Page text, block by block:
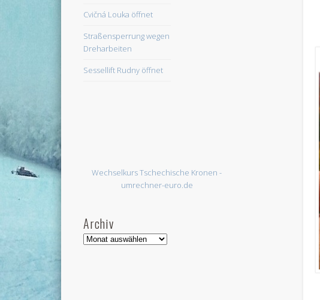
Cvičná Louka öffnet
Straßensperrung wegen
Dreharbeiten
Sessellift Rudny öffnet
Wechselkurs Tschechische Kronen -
umrechner-euro.de
Archiv
Archiv